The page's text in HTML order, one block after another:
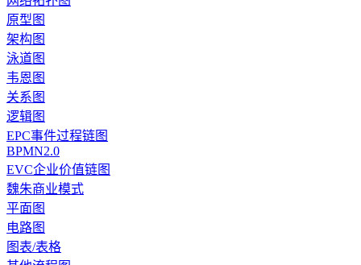
原型图
架构图
泳道图
韦恩图
关系图
逻辑图
EPC事件过程链图
BPMN2.0
EVC企业价值链图
魏朱商业模式
平面图
电路图
图表/表格